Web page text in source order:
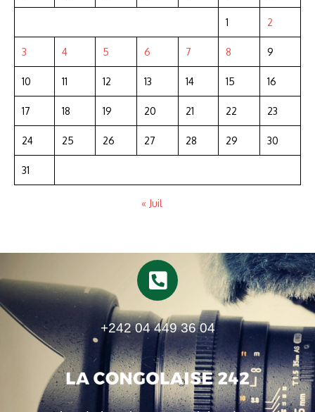
1 2
3 4 5 6 7 8 9
10 11 12 13 14 15 16
17 18 19 20 21 22 23
24 25 26 27 28 29 30
31
« Juil
+242 04 449 36 04